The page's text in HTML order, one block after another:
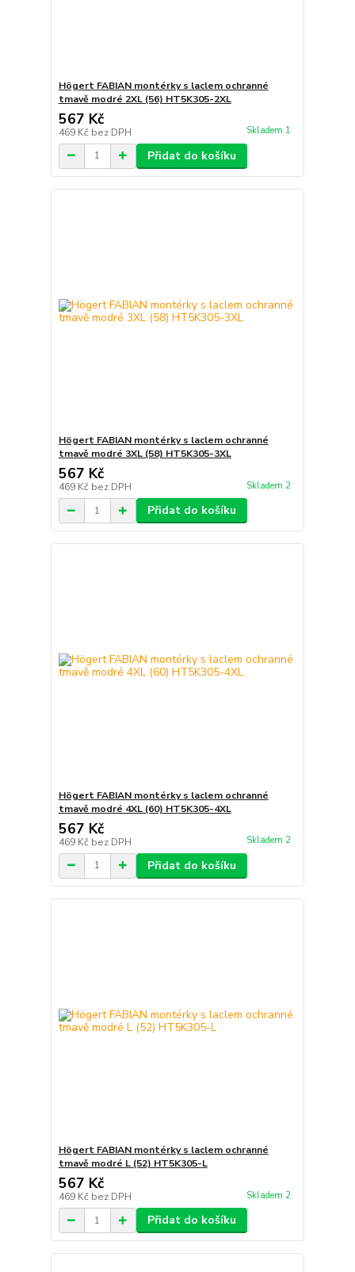
Högert FABIAN montérky s laclem ochranné
tmavě modré 2XL (56) HT5K305-2XL
567 Kč
469 Kč bez DPH Skladem 1
Přidat do košíku
Högert FABIAN montérky s laclem ochranné
tmavě modré 3XL (58) HT5K305-3XL
567 Kč
469 Kč bez DPH Skladem 2
Přidat do košíku
Högert FABIAN montérky s laclem ochranné
tmavě modré 4XL (60) HT5K305-4XL
567 Kč
469 Kč bez DPH Skladem 2
Přidat do košíku
Högert FABIAN montérky s laclem ochranné
tmavě modré L (52) HT5K305-L
567 Kč
469 Kč bez DPH Skladem 2
Přidat do košíku